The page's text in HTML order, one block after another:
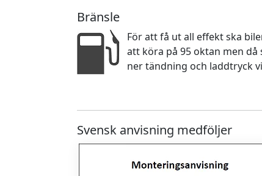
Bränsle
För att få ut all effekt ska
att köra på 95 oktan men
ner tändning och laddtryck
Svensk anvisning medföljer